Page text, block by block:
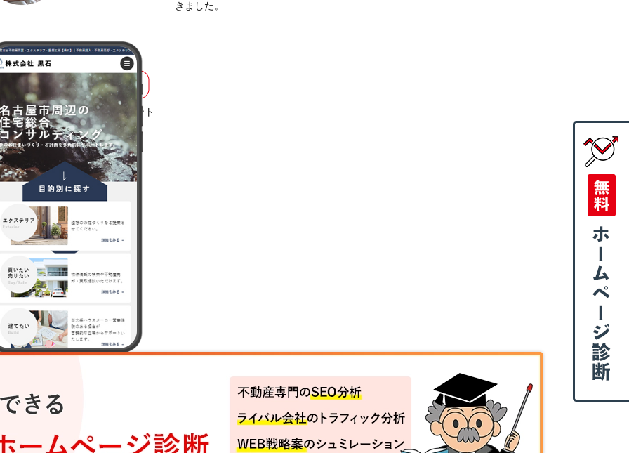
制作事業部 第一コンサルタント
チーム
WEBデザイナー 主任
久保田 真由
このスタッフを知る
きました。